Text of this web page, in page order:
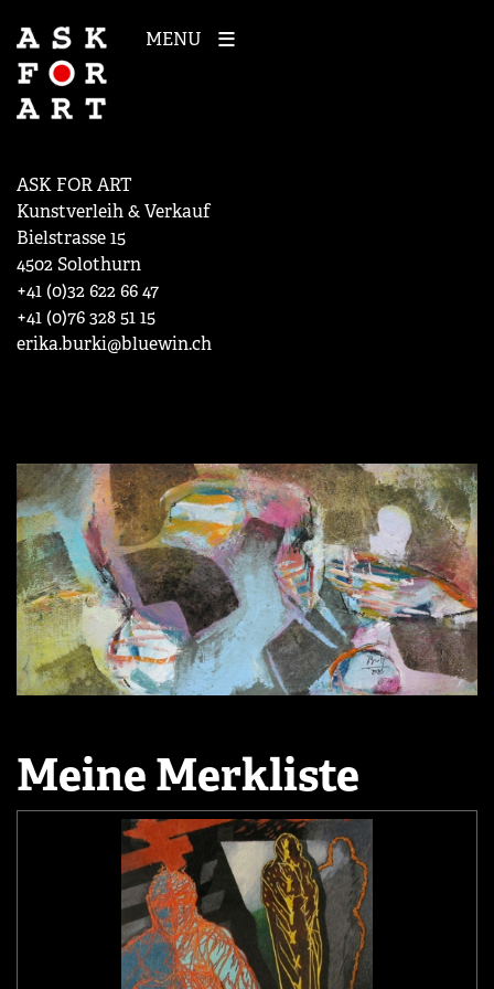
MENU
ASK FOR ART
Kunstverleih & Verkauf
Bielstrasse 15
4502 Solothurn
+41 (0)32 622 66 47
+41 (0)76 328 51 15
erika.burki@bluewin.ch
Meine Merkliste